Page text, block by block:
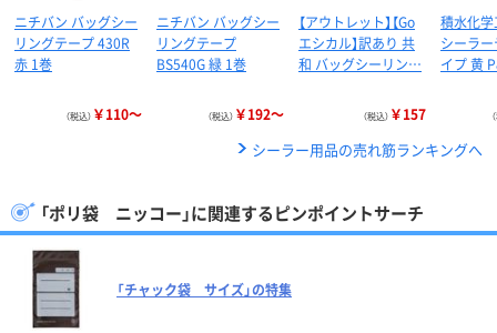
ニチバン バッグシー
リングテープ 430R
赤 1巻
（税込） ￥110～
ニチバン バッグシー
リングテープ
BS540G 緑 1巻
（税込） ￥192～
【アウトレット】【Go
エシカル】訳あり 共
和 バッグシーリン…
（税込） ￥157
積水化
シーラ
イプ 黄
シーラー用品の売れ筋ランキングへ
「ポリ袋 ニッコー」に関連するピンポイントサーチ
「チャック袋 サイズ」の特集